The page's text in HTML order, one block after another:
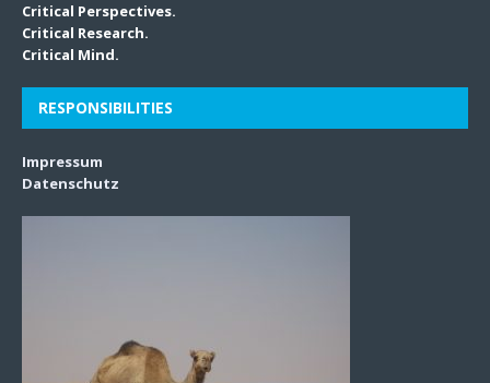
Critical Perspectives.
Critical Research.
Critical Mind.
RESPONSIBILITIES
Impressum
Datenschutz